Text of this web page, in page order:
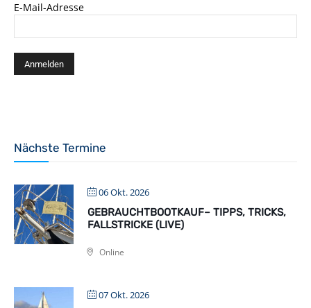
E-Mail-Adresse
Nächste Termine
06 Okt. 2026
GEBRAUCHTBOOTKAUF– TIPPS, TRICKS,
FALLSTRICKE (LIVE)
Online
07 Okt. 2026